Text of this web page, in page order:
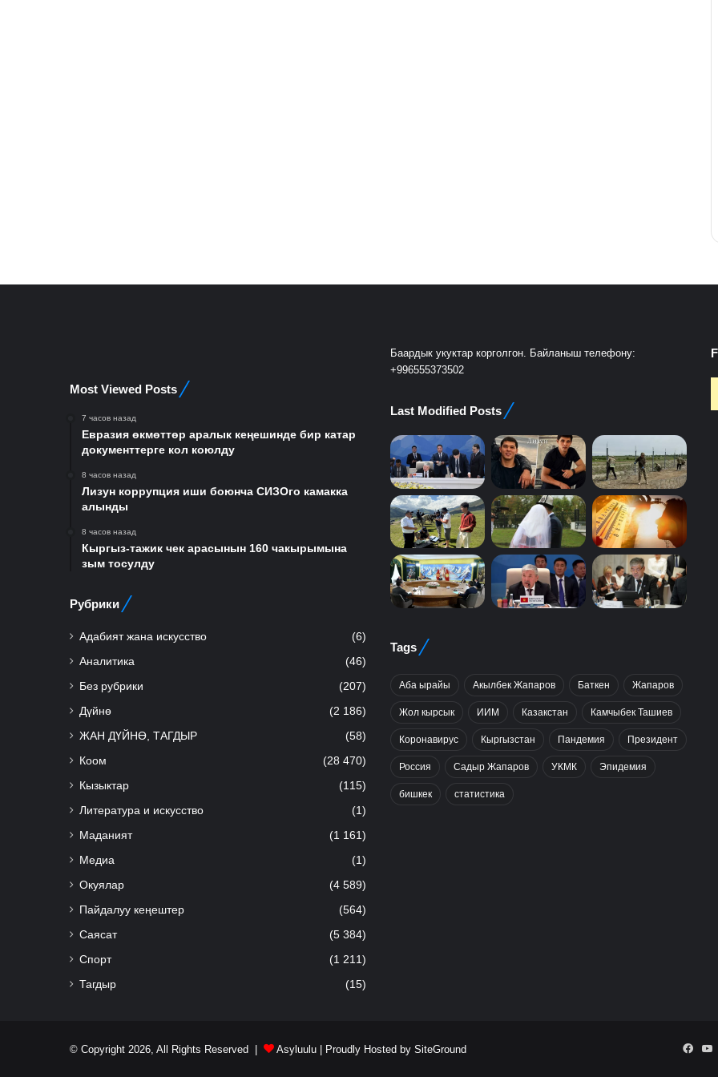
Most Viewed Posts
7 часов назад
Евразия өкмөттөр аралык кеңешинде бир катар
документтерге кол коюлду
8 часов назад
Лизун коррупция иши боюнча СИЗОго камакка
алынды
8 часов назад
Кыргыз-тажик чек арасынын 160 чакырымына
зым тосулду
Рубрики
Адабият жана искусство (6)
Аналитика (46)
Без рубрики (207)
Дүйнө (2 186)
ЖАН ДҮЙНӨ, ТАГДЫР (58)
Коом (28 470)
Кызыктар (115)
Литература и искусство (1)
Маданият (1 161)
Медиа (1)
Окуялар (4 589)
Пайдалуу кеңештер (564)
Саясат (5 384)
Спорт (1 211)
Тагдыр (15)
Баардык укуктар корголгон. Байланыш телефону:
+996555373502
Last Modified Posts
Tags
Аба ырайы Акылбек Жапаров Баткен Жапаров
Жол кырсык ИИМ Казакстан Камчыбек Ташиев
Коронавирус Кыргызстан Пандемия Президент
Россия Садыр Жапаров УКМК Эпидемия
бишкек статистика
© Copyright 2026, All Rights Reserved | Asyluulu | Proudly Hosted by SiteGround